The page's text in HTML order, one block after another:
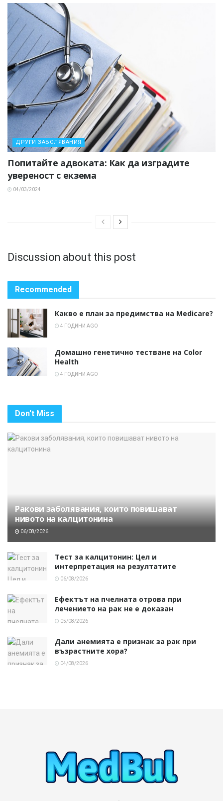
ДРУГИ ЗАБОЛЯВАНИЯ
Попитайте адвоката: Как да изградите
увереност с екзема
04/03/2024
Discussion about this post
Recommended
Какво е план за предимства на Medicare?
4 ГОДИНИ AGO
Домашно генетично тестване на Color
Health
4 ГОДИНИ AGO
Don't Miss
Ракови заболявания, които повишават
нивото на калцитонина
06/08/2026
Тест за калцитонин: Цел и
интерпретация на резултатите
06/08/2026
Ефектът на пчелната отрова при
лечението на рак не е доказан
05/08/2026
Дали анемията е признак за рак при
възрастните хора?
04/08/2026